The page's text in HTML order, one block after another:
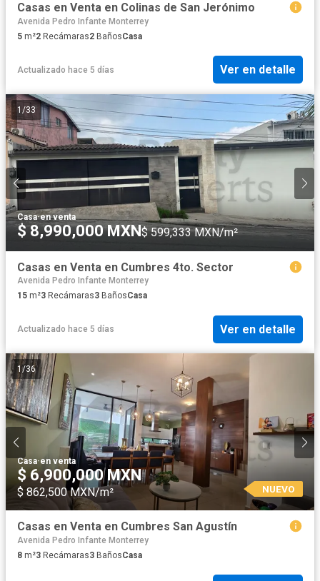
Casas en Venta en Colinas de San Jerónimo
Avenida Pedro Infante Monterrey
5 m²2 Recámaras2 BañosCasa
Actualizado hace 5 días Ver en detalle
1 /33
Casa·en venta
$ 8,990,000 MXN$ 599,333 MXN/m²
Casas en Venta en Cumbres 4to. Sector
Avenida Pedro Infante Monterrey
15 m²3 Recámaras3 BañosCasa
Actualizado hace 5 días Ver en detalle
1/36
Casa·en venta
$ 6,900,000 MXN
$ 862,500 MXN/m² NUEVO
Casas en Venta en Cumbres San Agustín
Avenida Pedro Infante Monterrey
8 m²3 Recámaras3 BañosCasa